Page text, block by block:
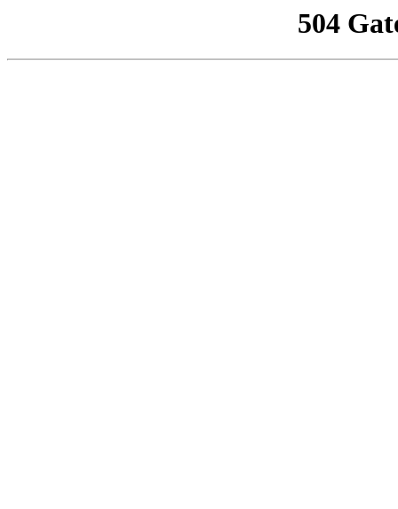
504